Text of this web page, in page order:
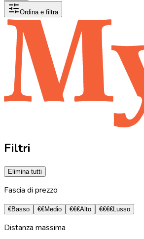
Ordina e filtra
Filtri
Elimina tutti
Fascia di prezzo
€Basso €€Medio €€€Alto €€€€ Lusso
Distanza massima